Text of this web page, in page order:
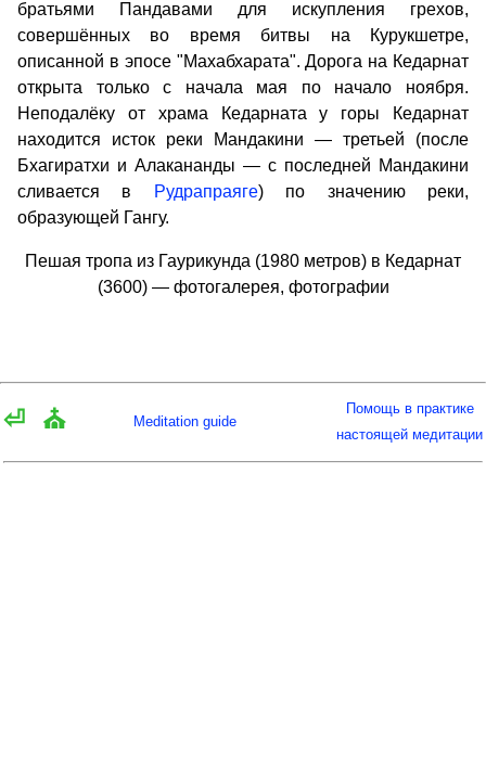
братьями Пандавами для искупления грехов,
совершённых во время битвы на Курукшетре,
описанной в эпосе "Махабхарата". Дорога на Кедарнат
открыта только с начала мая по начало ноября.
Неподалёку от храма Кедарната у горы Кедарнат
находится исток реки Мандакини — третьей (после
Бхагиратхи и Алакананды — с последней Мандакини
сливается в
Рудрапраяге) по значению реки,
образующей Гангу.
Пешая тропа из Гаурикунда (1980 метров) в Кедарнат
(3600) — фотогалерея, фотографии
⏎ ⛪ Meditation guide
Помощь в практике
настоящей медитации